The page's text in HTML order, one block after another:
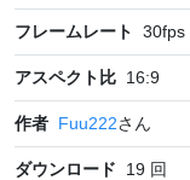
フレームレート 30fps
アスペクト比 16:9
作者 Fuu222さん
ダウンロード 19 回